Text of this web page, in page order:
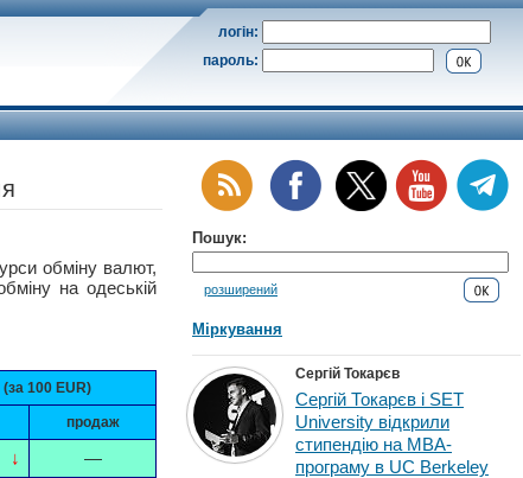
логін:
пароль:
обміну валют,
на одеській
(за 100 EUR)
продаж
↓
—
Пошук:
розширений
Міркування
Сергій Токарєв
Сергій Токарєв і SET
University відкрили
стипендію на MBA-
програму в UC Berkeley